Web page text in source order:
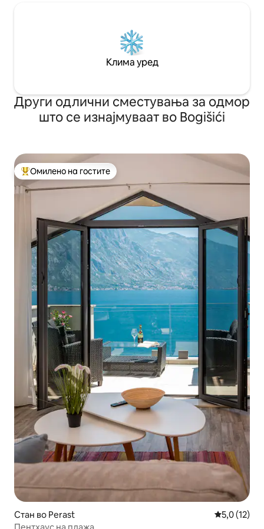
Клима уред
Други одлични сместувања за одмор
што се изнајмуваат во Bogišići
Меѓу најуспешните „Омилени на гостите“
Омилено на гостите
Стан во Perast Просечна
5,0 (12)